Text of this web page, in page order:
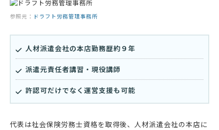
参照元： ドラフト労務管理事務所
人材派遣会社の本店勤務歴約９年
派遣元責任者講習・現役講師
許認可だけでなく運営支援も可能
代表は社会保険労務士資格を取得後、人材派遣会社の本店に